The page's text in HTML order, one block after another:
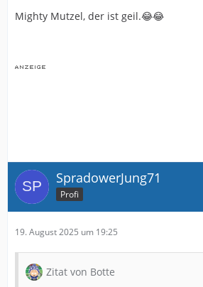
Mighty Mutzel, der ist geil.😂😂
SpradowerJung71
Profi
19. August 2025 um 19:25
Zitat von Botte